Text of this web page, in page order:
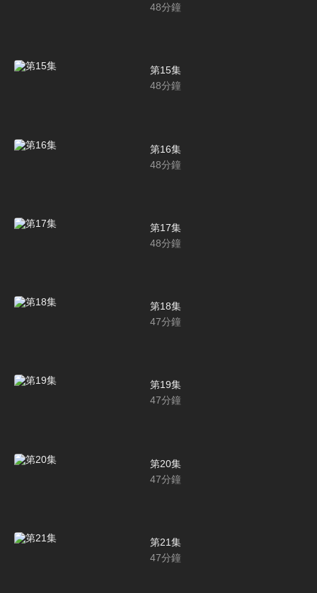
48分鐘
第15集
48分鐘
第16集
48分鐘
第17集
48分鐘
第18集
47分鐘
第19集
47分鐘
第20集
47分鐘
第21集
47分鐘